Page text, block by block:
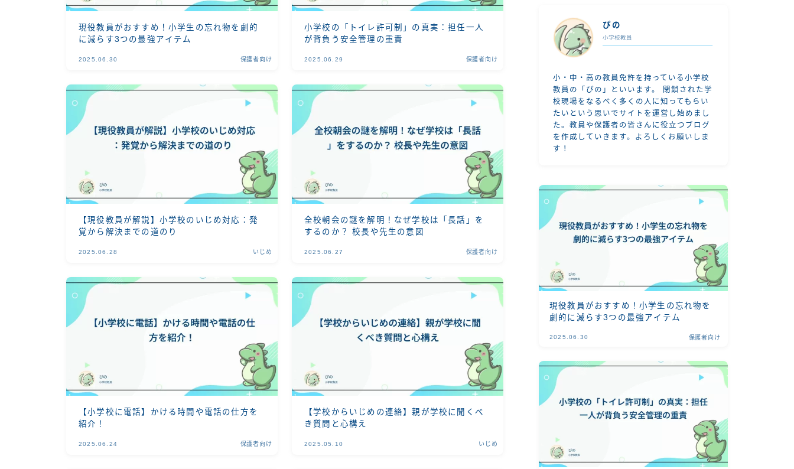
現役教員がおすすめ！小学生の忘れ物を劇的
に減らす3つの最強アイテム
2025.06.30 保護者向け
小学校の「トイレ許可制」の真実：担任一人
が背負う安全管理の重責
2025.06.29 保護者向け
【現役教員が解説】小学校のいじめ対応：発
覚から解決までの道のり
2025.06.28 いじめ
全校朝会の謎を解明！なぜ学校は「長話」を
するのか？ 校長や先生の意図
2025.06.27 保護者向け
【小学校に電話】かける時間や電話の仕方を
紹介！
2025.06.24 保護者向け
【学校からいじめの連絡】親が学校に聞くべ
き質問と心構え
2025.05.10 いじめ
ぴの
小学校教員
小・中・高の教員免許を持っている小学校
教員の「ぴの」といいます。 閉鎖された学
校現場をなるべく多くの人に知ってもらい
たいという思いでサイトを運営し始めまし
た。教員や保護者の皆さんに役立つブログ
を作成していきます。よろしくお願いしま
す！
現役教員がおすすめ！小学生の忘れ物を
劇的に減らす3つの最強アイテム
2025.06.30 保護者向け